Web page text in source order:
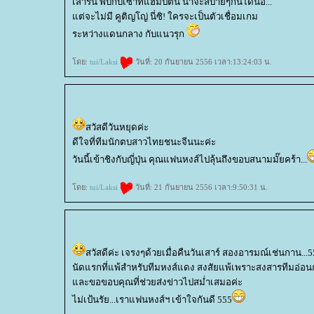
ต่จะไม่มี คูติญโญ่ นี่ซิ! ใครจะเป็นตัวเชื่อมเกม
ระหว่างแดนกลาง กับแนวรุก
ดย: tui/Laksi วันที่: 20 กันยายน 2556 เวลา:13:24:03 น.
สวัสดีวันหยุดค่ะ
ดีใจที่ทีมนักตบสาวไทยชนะจีนนะค่ะ
วันนี้เข้าชิงกับญี่ปุ่น คุณแฟนหงส์ไปลุ้นถึงขอบสนามมั๊ยคร้า...
ดย: tui/Laksi วันที่: 21 กันยายน 2556 เวลา:9:50:31 น.
สวัสดีค่ะ เจรงๆด้วยเมื่อคืนวันเสาร์ สองอารมณ์เช่นกาน
นัดแรกที่แพ้สำหรับทีมหงส์แดง สงสัยแพ้เพราะสงสารทีมอ่อนก
ละขอขอบคุณที่ช่วยส่งข่าวไปสม่ำเสมอค่ะ
ไม่เป้นรัย...เราแฟนหงส์ฯ เข้าใจกันดี 555